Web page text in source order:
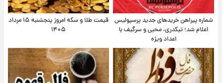
شماره پیراهن خریدهای جدید پرسپولیس
اعلام شد؛ تیکدری، محبی و سرگیف با
اعداد ویژه
قیمت طلا و سکه امروز پنجشنبه ۱۵ مرداد
۱۴۰۵